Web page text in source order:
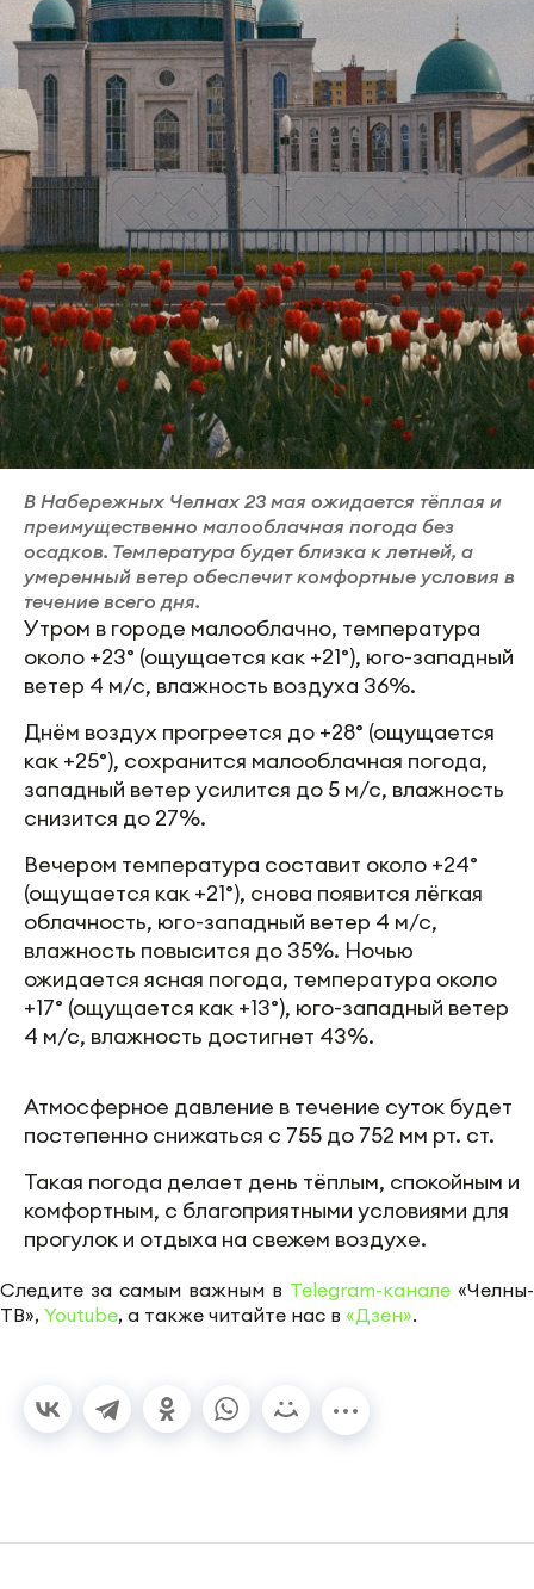
В Набережных Челнах 23 мая ожидается тёплая и
преимущественно малооблачная погода без
осадков. Температура будет близка к летней, а
умеренный ветер обеспечит комфортные условия в
течение всего дня.
Утром в городе малооблачно, температура
около +23° (ощущается как +21°), юго-западный
ветер 4 м/с, влажность воздуха 36%.
Днём воздух прогреется до +28° (ощущается
как +25°), сохранится малооблачная погода,
западный ветер усилится до 5 м/с, влажность
снизится до 27%.
Вечером температура составит около +24°
(ощущается как +21°), снова появится лёгкая
облачность, юго-западный ветер 4 м/с,
влажность повысится до 35%. Ночью
ожидается ясная погода, температура около
+17° (ощущается как +13°), юго-западный ветер
4 м/с, влажность достигнет 43%.
Атмосферное давление в течение суток будет
постепенно снижаться с 755 до 752 мм рт. ст.
Такая погода делает день тёплым, спокойным и
комфортным, с благоприятными условиями для
прогулок и отдыха на свежем воздухе.
Следите за самым важным в Telegram-канале «Челны-
ТВ», Youtube, а также читайте нас в «Дзен».